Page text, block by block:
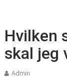
Hvilken
skal jeg
Admin